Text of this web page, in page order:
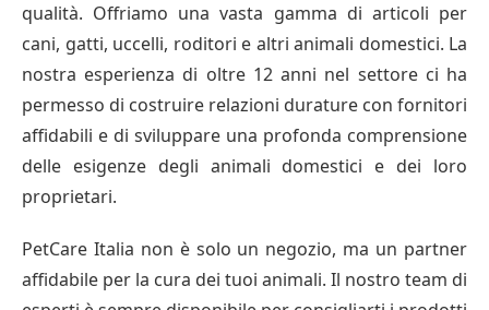
qualità. Offriamo una vasta gamma di articoli per
cani, gatti, uccelli, roditori e altri animali domestici. La
nostra esperienza di oltre 12 anni nel settore ci ha
permesso di costruire relazioni durature con fornitori
affidabili e di sviluppare una profonda comprensione
delle esigenze degli animali domestici e dei loro
proprietari.
PetCare Italia non è solo un negozio, ma un partner
affidabile per la cura dei tuoi animali. Il nostro team di